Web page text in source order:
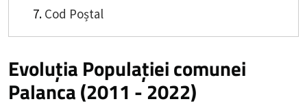
Cod Poștal
Evoluția Populației comunei
Palanca (2011 - 2022)